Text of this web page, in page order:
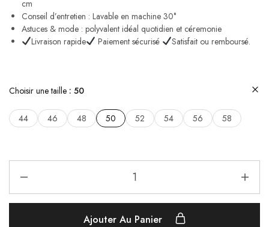
cm
Conseil d’entretien : Lavable en machine 30°
Astuces & mode : polyvalent idéal quotidien et céremonie
Livraison rapide
Paiement sécurisé Satisfait ou remboursé.
Choisir une taille 50
44 46 48 50 52 54 56 58
Ajouter Au Panier